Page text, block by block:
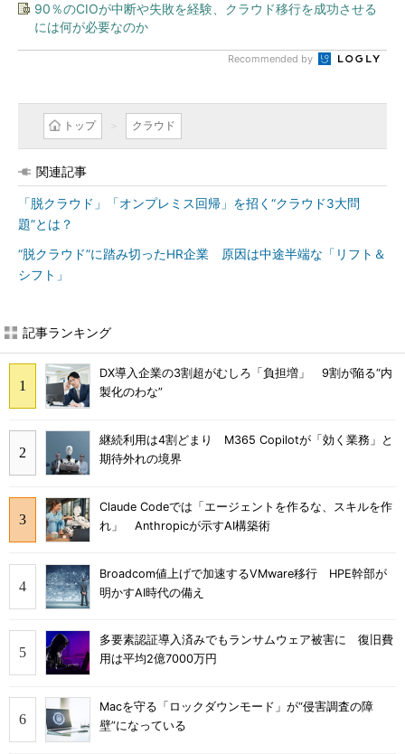
90％のCIOが中断や失敗を経験、クラウド移行を成功させる
には何が必要なのか
Recommended by
トップ クラウド
関連記事
「脱クラウド」「オンプレミス回帰」を招く“クラウド3大問
題”とは？
“脱クラウド”に踏み切ったHR企業 原因は中途半端な「リフト＆
シフト」
記事ランキング
DX導入企業の3割超がむしろ「負担増」 9割が陥る“内
製化のわな”
継続利用は4割どまり M365 Copilotが「効く業務」と
期待外れの境界
Claude Codeでは「エージェントを作るな、スキルを作
れ」 Anthropicが示すAI構築術
Broadcom値上げで加速するVMware移行 HPE幹部が
明かすAI時代の備え
多要素認証導入済みでもランサムウェア被害に 復旧費
用は平均2億7000万円
Macを守る「ロックダウンモード」が“侵害調査の障
壁”になっている